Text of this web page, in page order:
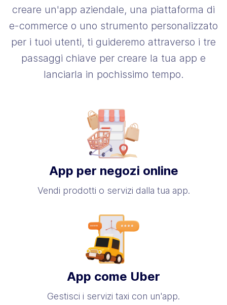
creare un'app aziendale, una piattaforma di
e-commerce o uno strumento personalizzato
per i tuoi utenti, ti guideremo attraverso i tre
passaggi chiave per creare la tua app e
lanciarla in pochissimo tempo.
App per negozi online
Vendi prodotti o servizi dalla tua app.
App come Uber
Gestisci i servizi taxi con un'app.